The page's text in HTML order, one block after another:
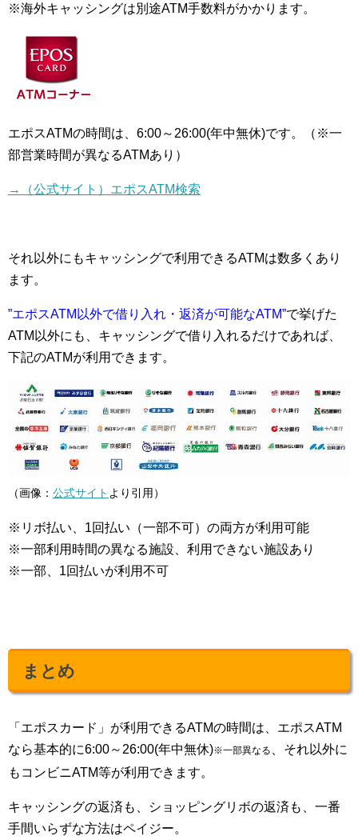
※海外キャッシングは別途ATM手数料がかかります。
エポスATMの時間は、6:00～26:00(年中無休)です。（※一
部営業時間が異なるATMあり）
→（公式サイト）エポスATM検索
それ以外にもキャッシングで利用できるATMは数多くあり
ます。
”エポスATM以外で借り入れ・返済が可能なATM”で挙げた
ATM以外にも、キャッシングで借り入れるだけであれば、
下記のATMが利用できます。
（画像： 公式サイト より引用）
※リボ払い、1回払い（一部不可）の両方が利用可能
※一部利用時間の異なる施設、利用できない施設あり
※一部、1回払いが利用不可
まとめ
「エポスカード」が利用できるATMの時間は、エポスATM
なら基本的に6:00～26:00(年中無休)※一部異なる 、それ以外に
もコンビニATM等が利用できます。
キャッシングの返済も、ショッピングリボの返済も、一番
手間いらずな方法はペイジー。